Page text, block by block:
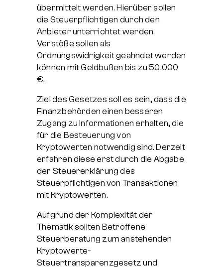
übermittelt werden. Hierüber sollen
die Steuerpflichtigen durch den
Anbieter unterrichtet werden.
Verstöße sollen als
Ordnungswidrigkeit geahndet werden
können mit Geldbußen bis zu 50.000
€.
Ziel des Gesetzes soll es sein, dass die
Finanzbehörden einen besseren
Zugang zu Informationen erhalten, die
für die Besteuerung von
Kryptowerten notwendig sind. Derzeit
erfahren diese erst durch die Abgabe
der Steuererklärung des
Steuerpflichtigen von Transaktionen
mit Kryptowerten.
Aufgrund der Komplexität der
Thematik sollten Betroffene
Steuerberatung zum anstehenden
Kryptowerte-
Steuertransparenzgesetz und